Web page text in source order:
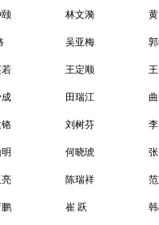
颐 林文漪
吴亚梅
王定顺
成 田瑞江
刘树芬
何晓琥
亮 陈瑞祥
崔 跃